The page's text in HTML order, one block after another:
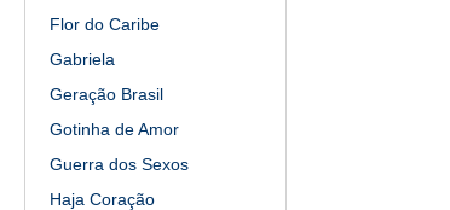
Flor do Caribe
Gabriela
Geração Brasil
Gotinha de Amor
Guerra dos Sexos
Haja Coração